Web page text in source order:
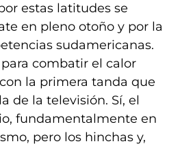
estas latitudes se
en pleno otoño y por la
sudamericanas.
combatir el calor
la primera tanda que
de la televisión. Sí, el
fundamentalmente en
pero los hinchas y,